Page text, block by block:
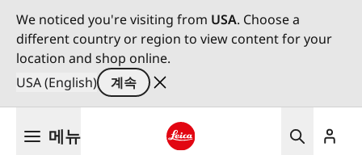
We noticed you're visiting from USA. Choose a
different country or region to view content for your
location and shop online.
USA (English)
계속
메뉴